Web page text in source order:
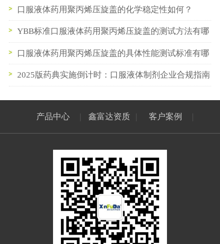
制剂中的强制要求与实施时间表
口服液体药用聚丙烯压旋盖的化学稳定性如何？
YBB标准口服液体药用聚丙烯压旋盖的测试方法有哪
些
口服液体药用聚丙烯压旋盖的具体性能测试标准有哪
些？
2025版药典实施倒计时：口服液体制剂企业合规指南
产品中心 | 鑫富达资质 | 客户案例 |